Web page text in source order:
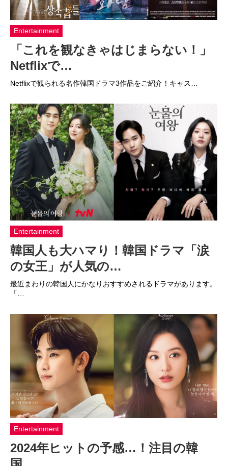
Entertainment
「これを観なきゃはじまらない！」
Netflixで…
Netflixで観られる名作韓国ドラマ3作品をご紹介！キャス…
Entertainment
韓国人も大ハマり！韓国ドラマ「涙
の女王」が人気の…
最近まわりの韓国人にかなりおすすめされるドラマがあります。
「…
Entertainment
2024年ヒットの予感…！注目の韓